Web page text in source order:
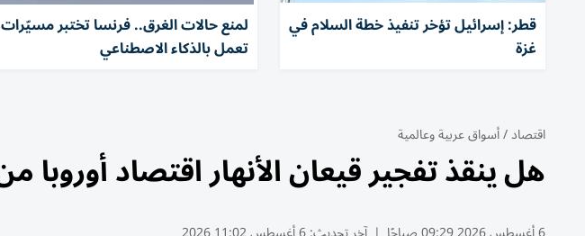
قطر: إسرائيل تؤخر تنفيذ خطة السلام في
غزة
لمنع حالات الغرق.. فرنسا تختبر مسيّرات
تعمل بالذكاء الاصطناعي
اقتصاد/أسواق عربية وعالمية
هل ينقذ تفجير قيعان الأنهار اقتصاد